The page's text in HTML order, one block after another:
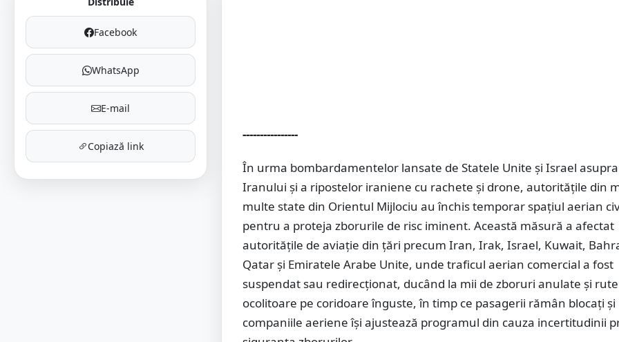
Facebook
WhatsApp
E-mail
Copiază link
----------------
În urma bombardamentelor lansate de Statele Unite şi Israel asupra
Iranului şi a ripostelor iraniene cu rachete şi drone, autorităţile din
multe state din Orientul Mijlociu au închis temporar spaţiul aerian
pentru a proteja zborurile de risc iminent. Această măsură a afectat
autorităţile de aviaţie din ţări precum Iran, Irak, Israel, Kuwait,
Qatar şi Emiratele Arabe Unite, unde traficul aerian comercial a fost
suspendat sau redirecţionat, ducând la mii de zboruri anulate şi rute
ocolitoare pe coridoare înguste, în timp ce pasagerii rămân blocaţi şi
companiile aeriene îşi ajustează programul din cauza incertitudinii